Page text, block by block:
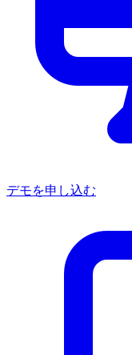
デモを申し込む